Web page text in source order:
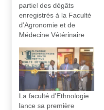
partiel des dégâts
enregistrés à la Faculté
d’Agronomie et de
Médecine Vétérinaire
La faculté d’Ethnologie
lance sa première